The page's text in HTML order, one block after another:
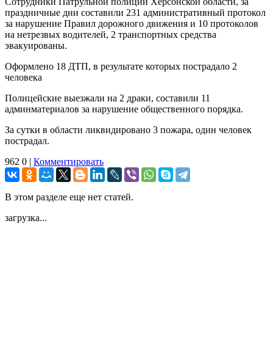
праздничные дни составили 231 административный протокол
за нарушение Правил дорожного движения и 10 протоколов
на нетрезвых водителей, 2 транспортных средства
эвакуированы.
Оформлено 18 ДТП, в результате которых пострадало 2
человека
Полицейские выезжали на 2 драки, составили 11
админматериалов за нарушение общественного порядка.
За сутки в области ликвидировано 3 пожара, один человек
пострадал.
962 0 | Комментировать
В этом разделе еще нет статей.
загрузка...